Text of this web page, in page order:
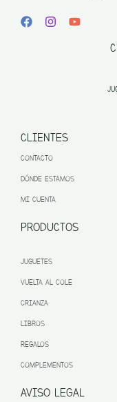
CLIENTES
CONTACTO
DÓNDE ESTAMOS
MI CUENTA
PRODUCTOS
JUGUETES
VUELTA AL COLE
CRIANZA
LIBROS
REGALOS
COMPLEMENTOS
AVISO LEGAL